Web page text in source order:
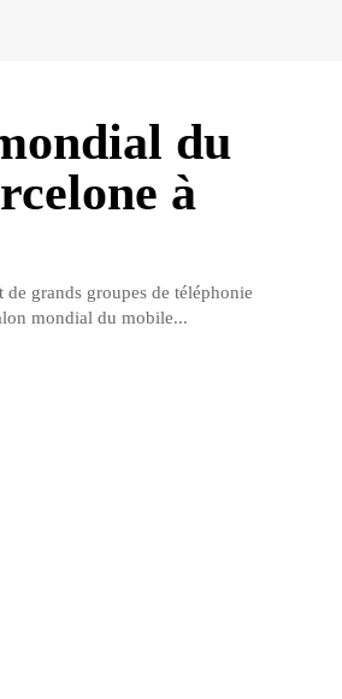
du
à
grands groupes de téléphonie
mondial du mobile...